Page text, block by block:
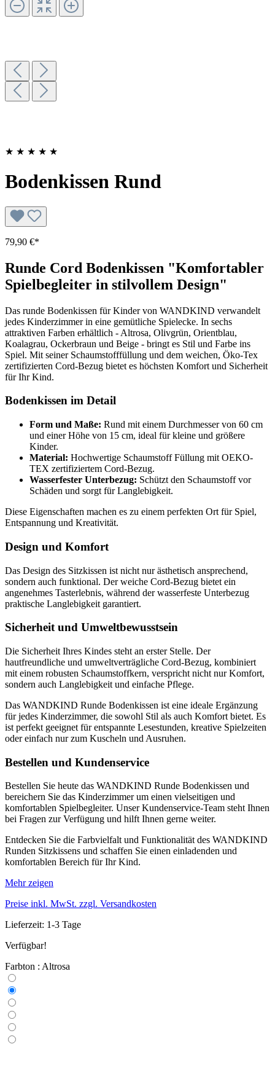
★ ★ ★ ★ ★
Bodenkissen Rund
79,90 €*
Runde Cord Bodenkissen "Komfortabler
Spielbegleiter in stilvollem Design"
Das runde Bodenkissen für Kinder von WANDKIND verwandelt
jedes Kinderzimmer in eine gemütliche Spielecke. In sechs
attraktiven Farben erhältlich - Altrosa, Olivgrün, Orientblau,
Koalagrau, Ockerbraun und Beige - bringt es Stil und Farbe ins
Spiel. Mit seiner Schaumstofffüllung und dem weichen, Öko-Tex
zertifizierten Cord-Bezug bietet es höchsten Komfort und Sicherheit
für Ihr Kind.
Bodenkissen im Detail
Form und Maße: Rund mit einem Durchmesser von 60 cm
und einer Höhe von 15 cm, ideal für kleine und größere
Kinder.
Material: Hochwertige Schaumstoff Füllung mit OEKO-
TEX zertifiziertem Cord-Bezug.
Wasserfester Unterbezug: Schützt den Schaumstoff vor
Schäden und sorgt für Langlebigkeit.
Diese Eigenschaften machen es zu einem perfekten Ort für Spiel,
Entspannung und Kreativität.
Design und Komfort
Das Design des Sitzkissen ist nicht nur ästhetisch ansprechend,
sondern auch funktional. Der weiche Cord-Bezug bietet ein
angenehmes Tasterlebnis, während der wasserfeste Unterbezug
praktische Langlebigkeit garantiert.
Sicherheit und Umweltbewusstsein
Die Sicherheit Ihres Kindes steht an erster Stelle. Der
hautfreundliche und umweltverträgliche Cord-Bezug, kombiniert
mit einem robusten Schaumstoffkern, verspricht nicht nur Komfort,
sondern auch Langlebigkeit und einfache Pflege.
Das WANDKIND Runde Bodenkissen ist eine ideale Ergänzung
für jedes Kinderzimmer, die sowohl Stil als auch Komfort bietet. Es
ist perfekt geeignet für entspannte Lesestunden, kreative Spielzeiten
oder einfach nur zum Kuscheln und Ausruhen.
Bestellen und Kundenservice
Bestellen Sie heute das WANDKIND Runde Bodenkissen und
bereichern Sie das Kinderzimmer um einen vielseitigen und
komfortablen Spielbegleiter. Unser Kundenservice-Team steht Ihnen
bei Fragen zur Verfügung und hilft Ihnen gerne weiter.
Entdecken Sie die Farbvielfalt und Funktionalität des WANDKIND
Runden Sitzkissens und schaffen Sie einen einladenden und
komfortablen Bereich für Ihr Kind.
Mehr zeigen
Preise inkl. MwSt. zzgl. Versandkosten
Lieferzeit: 1-3 Tage
Verfügbar!
Farbton : Altrosa